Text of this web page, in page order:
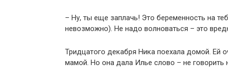
– Ну, ты еще заплачь! Это беременность на
невозможно). Не надо волноваться – это
Тридцатого декабря Ника поехала домой. Ей
мамой. Но она дала Илье слово – не говорить